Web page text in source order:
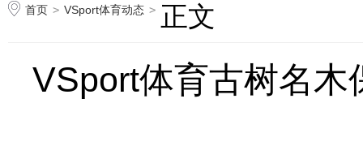
首页 > VSport体育动态 > 正文
VSport体育古树名木